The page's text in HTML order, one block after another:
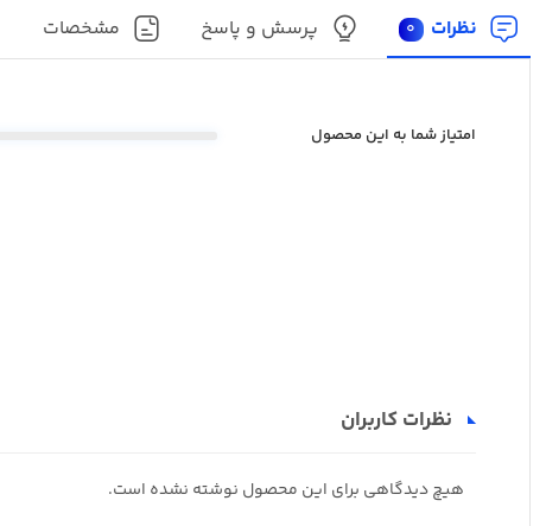
نظرات 0 پرسش و پاسخ مشخصات
امتیاز شما به این محصول
نظرات کاربران
هیچ دیدگاهی برای این محصول نوشته نشده است.